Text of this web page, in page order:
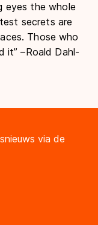
eyes the whole
secrets are
Those who
it” –Roald Dahl-
via de